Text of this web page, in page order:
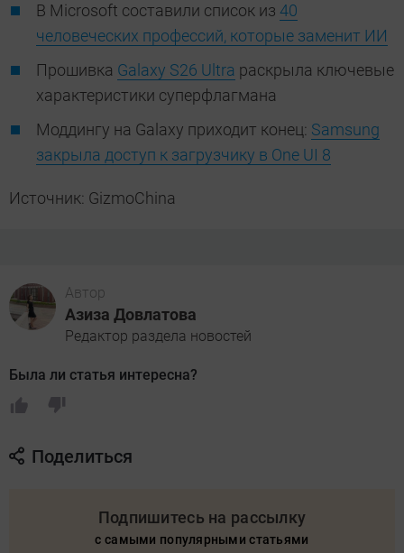
В Microsoft составили список из 40
человеческих профессий, которые заменит ИИ
Прошивка Galaxy S26 Ultra раскрыла ключевые
характеристики суперфлагмана
Моддингу на Galaxy приходит конец: Samsung
закрыла доступ к загрузчику в One UI 8
Источник: GizmoChina
Автор
Азиза Довлатова
Редактор раздела новостей
Была ли статья интересна?
Поделиться
Подпишитесь на рассылку
с самыми популярными статьями